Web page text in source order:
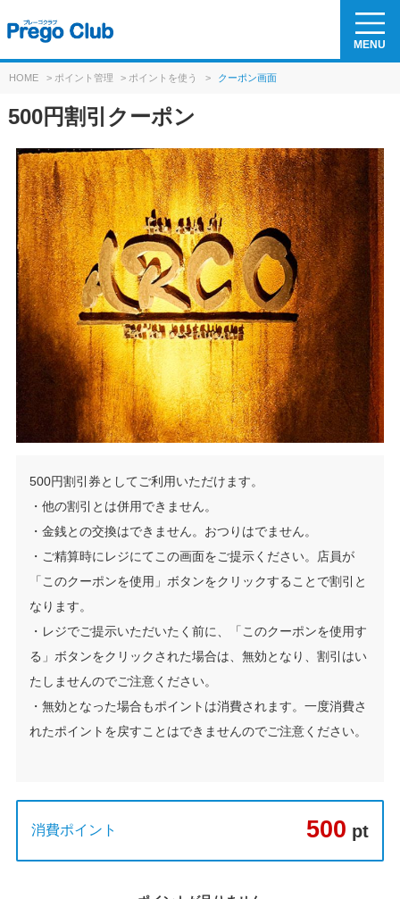
MENU
HOME > ポイント管理 > ポイントを使う > クーポン画面
500円割引クーポン
500円割引券としてご利用いただけます。
・他の割引とは併用できません。
・金銭との交換はできません。おつりはでません。
・ご精算時にレジにてこの画面をご提示ください。店員が
「このクーポンを使用」ボタンをクリックすることで割引と
なります。
・レジでご提示いただいたく前に、「このクーポンを使用す
る」ボタンをクリックされた場合は、無効となり、割引はい
たしませんのでご注意ください。
・無効となった場合もポイントは消費されます。一度消費さ
れたポイントを戻すことはできませんのでご注意ください。
消費ポイント 500 pt